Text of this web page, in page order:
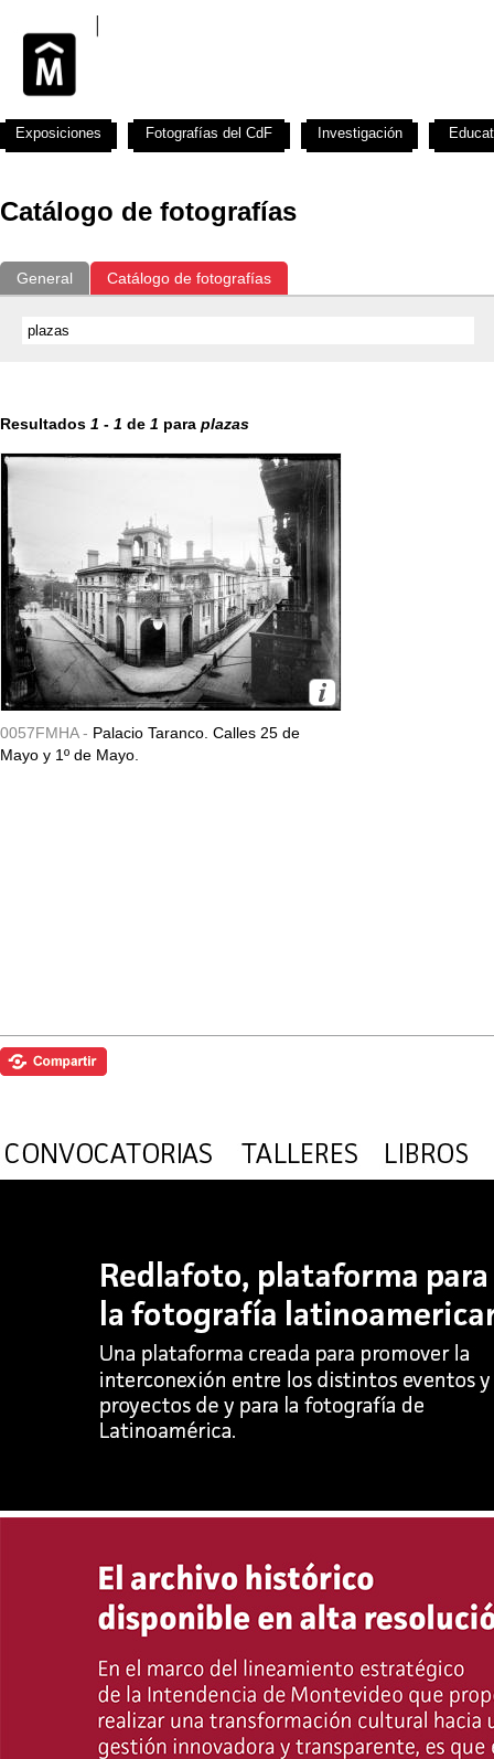
Catálogo de fotografías
General Catálogo de fotografías
Resultados 1 - 1 de 1 para plazas
0057FMHA - Palacio Taranco. Calles 25 de
Mayo y 1º de Mayo.
Exposiciones Fotografías del CdF Investigación